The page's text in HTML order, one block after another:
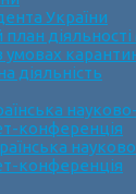
України
план
умовах
діяльність
конференція
конференція